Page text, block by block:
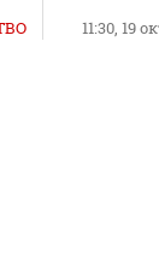
11:30, 19